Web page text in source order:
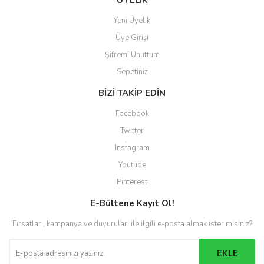
Yeni Üyelik
Üye Girişi
Şifremi Unuttum
Sepetiniz
BİZİ TAKİP EDİN
Facebook
Twitter
Instagram
Youtube
Pinterest
E-Bültene Kayıt Ol!
Fırsatları, kampanya ve duyuruları ile ilgili e-posta almak ister misiniz?
EKLE